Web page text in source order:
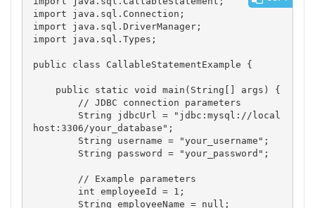
import java.sql.Connection;
import java.sql.DriverManager;
import java.sql.Types;
public class CallableStatementExample {
host:3306/your_database";